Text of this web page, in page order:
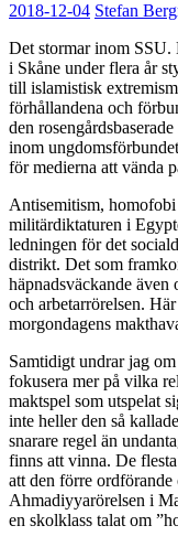
2018-12-04 Stefan
Det stormar inom
i Skåne under flera år
till islamistisk
förhållandena och
den
inom
för medierna att vända
Antisemitism,
militärdiktaturen i
ledningen för det
distrikt. Det som
häpnadsväckande
och arbetarrörelsen.
morgondagens
Samtidigt undrar jag
fokusera mer på vilka
maktspel som utspelat
inte heller den så
snarare regel än
finns att vinna. De
att den förre
Ahmadiyyarörelsen i
en skolklass talat om